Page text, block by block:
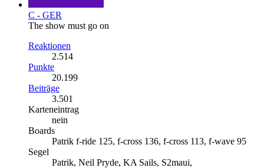
C - GER
The show must go on
Reaktionen
2.514
Punkte
20.199
Beiträge
3.501
Karteneintrag
nein
Boards
Patrik f-ride 125, f-cross 136, f-cross 113, f-wave 95
Segel
Patrik, Neil Pryde, KA Sails, S2maui,